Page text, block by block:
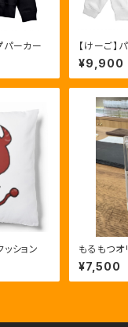
パーカー 【けーご】
¥9,900
ッション
もるもつオ
『snuggle
¥7,500